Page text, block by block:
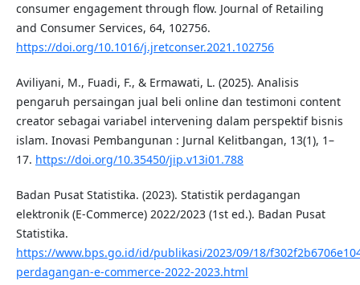
consumer engagement through flow. Journal of Retailing
and Consumer Services, 64, 102756.
https://doi.org/10.1016/j.jretconser.2021.102756
Aviliyani, M., Fuadi, F., & Ermawati, L. (2025). Analisis
pengaruh persaingan jual beli online dan testimoni content
creator sebagai variabel intervening dalam perspektif bisnis
islam. Inovasi Pembangunan : Jurnal Kelitbangan, 13(1), 1–
17. https://doi.org/10.35450/jip.v13i01.788
Badan Pusat Statistika. (2023). Statistik perdagangan
elektronik (E-Commerce) 2022/2023 (1st ed.). Badan Pusat
Statistika.
https://www.bps.go.id/id/publikasi/2023/09/18/
perdagangan-e-commerce-2022-2023.html